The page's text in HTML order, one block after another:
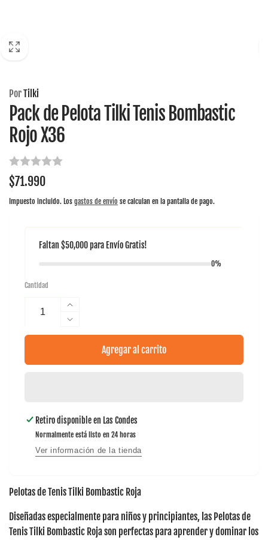
PorTilki
Pack de Pelota Tilki Tenis Bombastic
Rojo X36
Precio
habitual
$71.990
Impuesto incluido. Los gastos de envío se calculan en la pantalla de pago.
Faltan $50,000para Envío Gratis!
0%
Cantidad
Aumentar
cantidad
para
Rojo
X36
Reducir
cantidad
Pack
Tenis
Bombastic
Rojo
X36
Agregar al carrito
Retiro disponible en Las Condes
Normalmente está listo en 24 horas
Ver información de la tienda
Pelotas de Tenis Tilki Bombastic Roja
Diseñadas especialmente para niños y principiantes, las Pelotas de
Tenis Tilki Bombastic Rojason perfectas para aprender y dominar los